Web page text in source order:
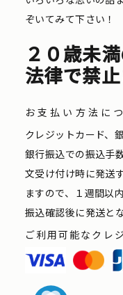
ぞいてみて下さい！
２０歳未
法律で禁止
お支払い方法に
クレジットカード、
銀行振込での振込手
文受け付け時に発送
ますので、１週間以
振込確認後に発送と
ご利用可能なクレ